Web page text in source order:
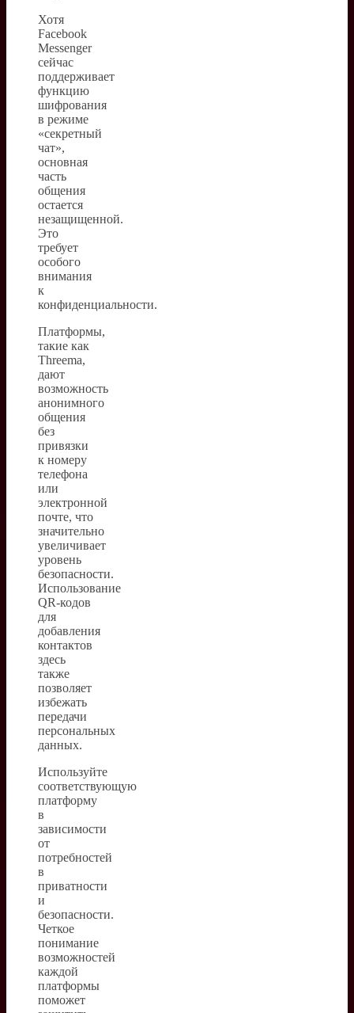
Хотя
Facebook
Messenger
сейчас
поддерживает
функцию
шифрования
в режиме
«секретный
чат»,
основная
часть
общения
остается
незащищенной.
Это
требует
особого
внимания
к
конфиденциальности.
Платформы,
такие как
Threema,
дают
возможность
анонимного
общения
без
привязки
к номеру
телефона
или
электронной
почте, что
значительно
увеличивает
уровень
безопасности.
Использование
QR-кодов
для
добавления
контактов
здесь
также
позволяет
избежать
передачи
персональных
данных.
Используйте
соответствующую
платформу
в
зависимости
от
потребностей
в
приватности
и
безопасности.
Четкое
понимание
возможностей
каждой
платформы
поможет